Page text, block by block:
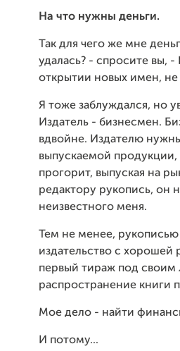
На что нужны деньги.
Так для чего же мне
удалась? - спросите вы, -
открытии новых имен, не
Я тоже заблуждался, но
Издатель - бизнесмен.
вдвойне. Издателю
выпускаемой
прогорит, выпуская на
редактору рукопись, он
неизвестного меня.
Тем не менее,
издательство с хорошей
первый тираж под своим
распространение книги
Мое дело - найти
И потому...